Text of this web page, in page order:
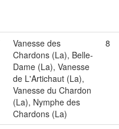
Vanesse des
Chardons (La), Belle-
Dame (La), Vanesse
de L'Artichaut (La),
Vanesse du Chardon
(La), Nymphe des
Chardons (La)
8